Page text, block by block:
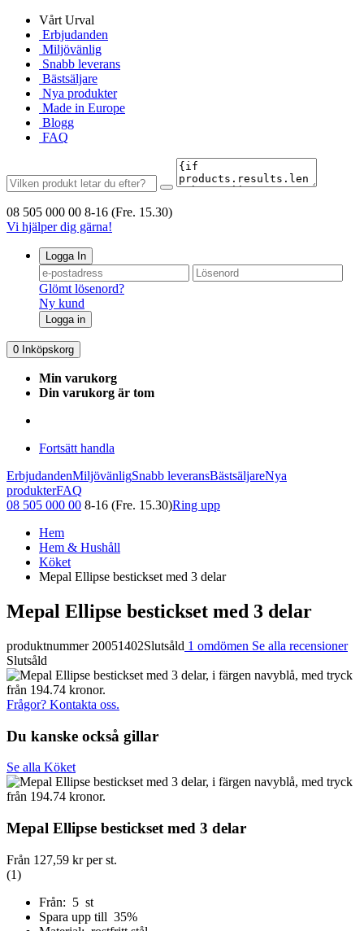
Vårt Urval
Erbjudanden
Miljövänlig
Snabb leverans
Bästsäljare
Nya produkter
Made in Europe
Blogg
FAQ
08 505 000 00 8-16 (Fre. 15.30)
Vi hjälper dig gärna!
Logga In
Glömt lösenord?
Ny kund
Logga in
0 Inköpskorg
Min varukorg
Din varukorg är tom
Fortsätt handla
ErbjudandenMiljövänligSnabb leveransBästsäljareNya
produkterFAQ
08 505 000 00 8-16 (Fre. 15.30)Ring upp
Hem
Hem & Hushåll
Köket
Mepal Ellipse bestickset med 3 delar
Mepal Ellipse bestickset med 3 delar
produktnummer 20051402Slutsåld 1 omdömen Se alla recensioner
Slutsåld
Frågor? Kontakta oss.
Du kanske också gillar
Se alla Köket
Mepal Ellipse bestickset med 3 delar
Från 127,59 krper st.
(1)
Från: 5 st
Spara upp till 35%